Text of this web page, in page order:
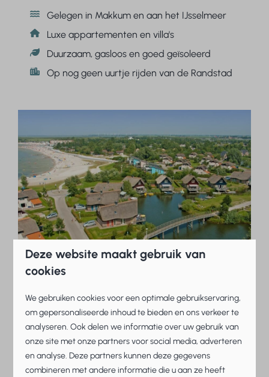
Gelegen in Makkum en aan het IJsselmeer
Luxe appartementen en villa's
Duurzaam, gasloos en goed geïsoleerd
Op nog geen uurtje rijden van de Randstad
Deze website maakt gebruik van
cookies
We gebruiken cookies voor een optimale gebruikservaring,
om gepersonaliseerde inhoud te bieden en ons verkeer te
analyseren. Ook delen we informatie over uw gebruik van
onze site met onze partners voor social media, adverteren
en analyse. Deze partners kunnen deze gegevens
combineren met andere informatie die u aan ze heeft